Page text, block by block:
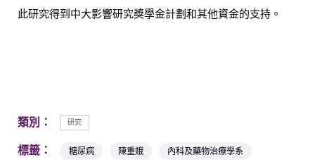
此研究得到中大影響研究獎學金計劃和其他資金的支持。
類別： 研究
標籤： 糖尿病 陳重娥
內科及藥物治療學系